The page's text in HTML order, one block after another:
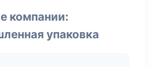
компании:
упаковка